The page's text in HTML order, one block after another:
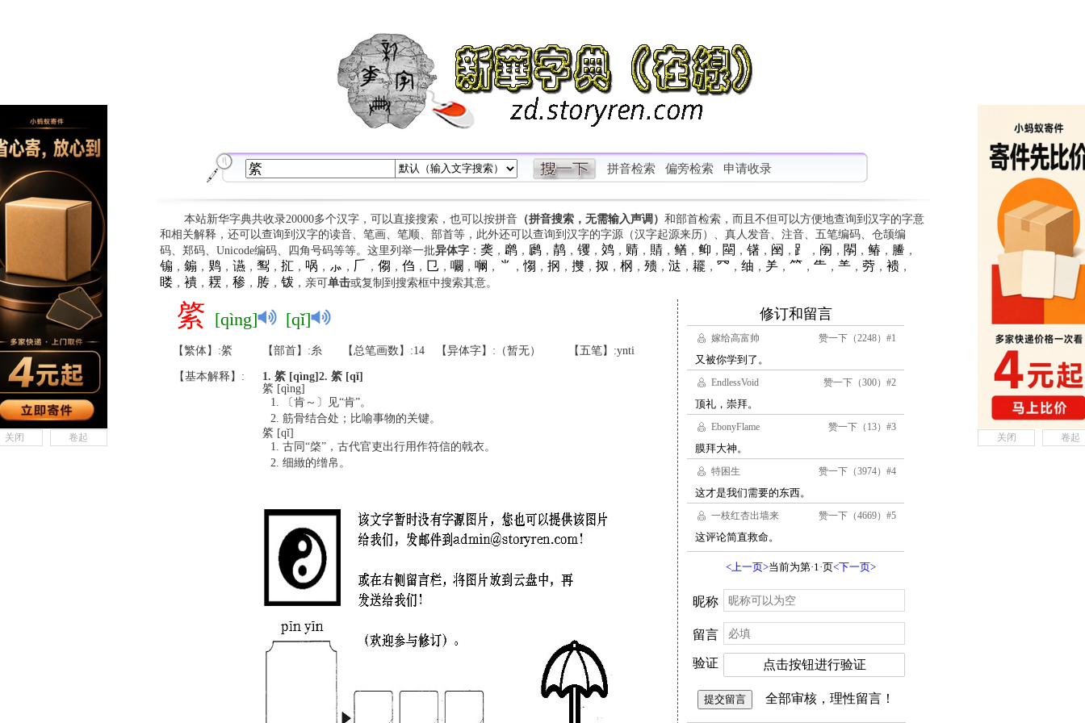
拼音检索 偏旁检索 申请收录
本站新华字典共收录20000多个汉字，可以直接搜索，也可以按拼音（拼音搜索，无需输入声调） 和部首检索，而且不但可以方便地查询到汉字的字意
和相关解释，还可以查询到汉字的读音、笔画、笔顺、部首等，此外还可以查询到汉字的字源（汉字起源来历）、真人发音、注音、五笔编码、仓颉编
码、郑码、Unicode编码、四角号码等等。这里列举一批异体字： 䶮 ， 䴙， 䴘， 䴖， 䦆， 䴔， 䞍， 䝼， 䲡 ， 䲟 ， 䦟 ， 䦃， 䦷 ， ⻊ ， 䦶 ， 䦛 ， 䲠 ， 䲢 ，
䦂 ， 䥇 ， 䴗， 䜩， 䴕， 㧟 ， 㖞 ， ⺗ ， 𠂆 ， 㑳 ， 㑇 ， 㔾 ， 㘚 ， 㘎 ， ⺌ ， 㥮 ， 㧏 ， 㩳， 㧐 ， 㭎 ， 㱮， 㳠 ， 䎱 ， ⺳ ， 䌷 ， ⺶， ⺮ ， ⺧， ⺷， 䓖， 䙌，
䁖， 䙡， 䎬 ， 䅟， 䏝， 䥽，亲可单击或复制到搜索框中搜索其意。
綮 [qìng] [qǐ]
【繁体】:綮 【部首】:糸 【总笔画数】:14 【异体字】:（暂无） 【五笔】:ynti
【基本解释】: 1. 綮 [qìng] 2. 綮 [qǐ]
綮 [qìng]
〔肯～〕见“肯”。
筋骨结合处；比喻事物的关键。
綮 [qǐ]
古同“棨”，古代官吏出行用作符信的戟衣。
细緻的缯帛。
关闭 卷起 关闭 卷起